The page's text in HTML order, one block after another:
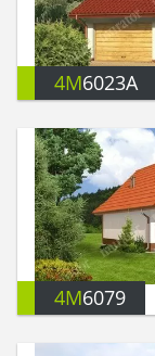
4M6023A
4M6079